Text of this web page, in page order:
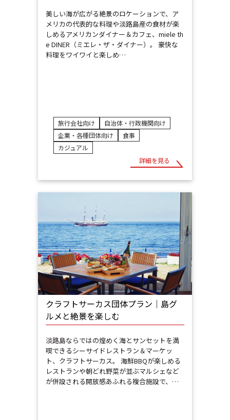
美しい海が広がる絶景のロケーションで、ア
メリカの代表的な料理や淡路島産の食材が楽
しめるアメリカンダイナー＆カフェ、miele th
e DINER（ミエレ・ザ・ダイナー）。 豪快な
料理をワイワイと楽しめ…
旅行会社向け
自治体・行政機関向け
企業・各種団体向け
食事
カジュアル
詳細を見る
クラフトサーカス団体プラン｜島グ
ルメと絶景を楽しむ
淡路島ならではの煌めく海とサンセットを満
喫できるシーサイドレストラン＆マーケッ
ト、クラフトサーカス。 海鮮BBQが楽しめる
レストランや朝どれ野菜が並ぶマルシェなど
が併設される開放感あふれる複合施設で、…